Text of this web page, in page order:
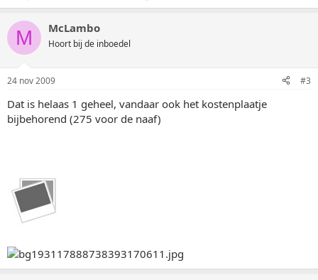
M McLambo
Hoort bij de inboedel
24 nov 2009 #3
Dat is helaas 1 geheel, vandaar ook het kostenplaatje
bijbehorend (275 voor de naaf)